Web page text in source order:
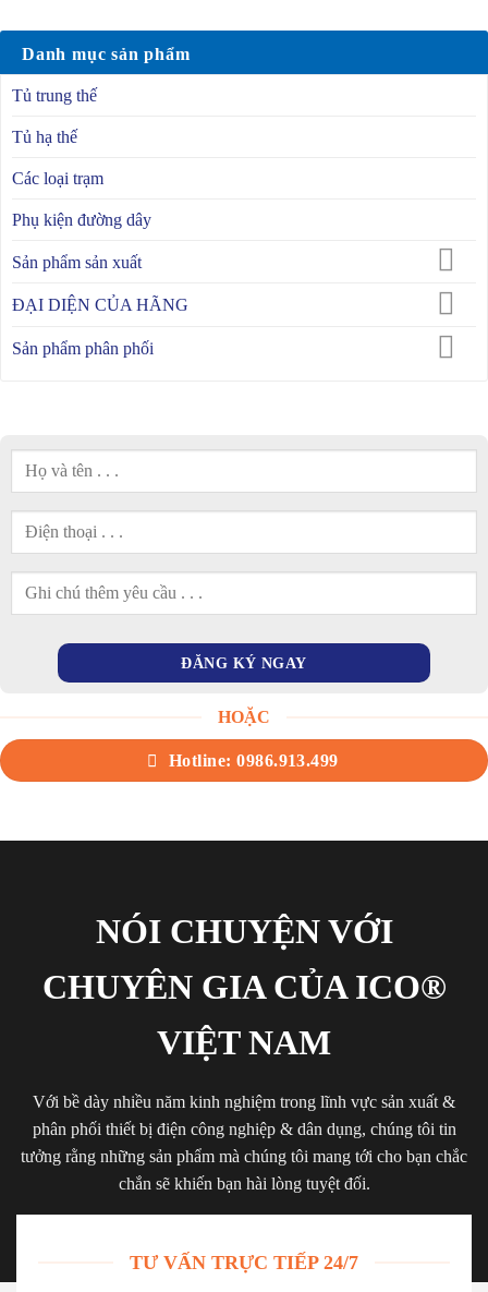
Danh mục sản phẩm
Tủ trung thế
Tủ hạ thế
Các loại trạm
Phụ kiện đường dây
Sản phẩm sản xuất
ĐẠI DIỆN CỦA HÃNG
Sản phẩm phân phối
HOẶC
Hotline: 0986.913.499
NÓI CHUYỆN VỚI
CHUYÊN GIA CỦA ICO®
VIỆT NAM
Với bề dày nhiều năm kinh nghiệm trong lĩnh vực sản xuất &
phân phối thiết bị điện công nghiệp & dân dụng, chúng tôi tin
tưởng rằng những sản phẩm mà chúng tôi mang tới cho bạn chắc
chắn sẽ khiến bạn hài lòng tuyệt đối.
TƯ VẤN TRỰC TIẾP 24/7